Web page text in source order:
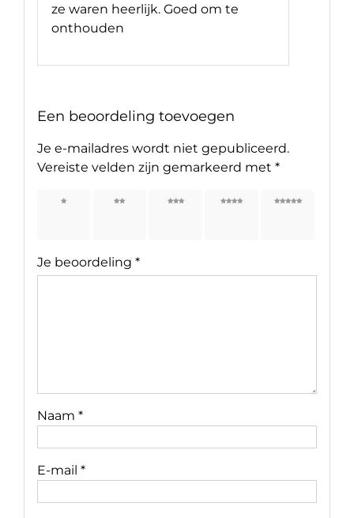
ze waren heerlijk. Goed om te
onthouden
Een beoordeling toevoegen
Je e-mailadres wordt niet gepubliceerd.
Vereiste velden zijn gemarkeerd met *
1 van
2 van
3 van
4 van
5 van
Je beoordeling *
Naam *
E-mail *